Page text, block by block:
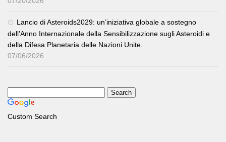
Lancio di Asteroids2029: un’iniziativa globale a sostegno
dell’Anno Internazionale della Sensibilizzazione sugli Asteroidi e
della Difesa Planetaria delle Nazioni Unite.
07/06/2026
Custom Search